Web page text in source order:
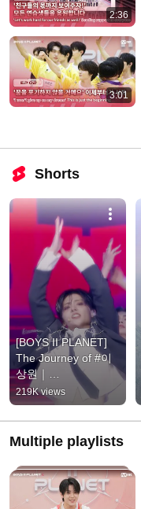
2:36
3:01
Shorts
[BOYS II PLANET]
The Journey of #이
상원｜
#ALPHADRIVEONE
219K views
Multiple playlists